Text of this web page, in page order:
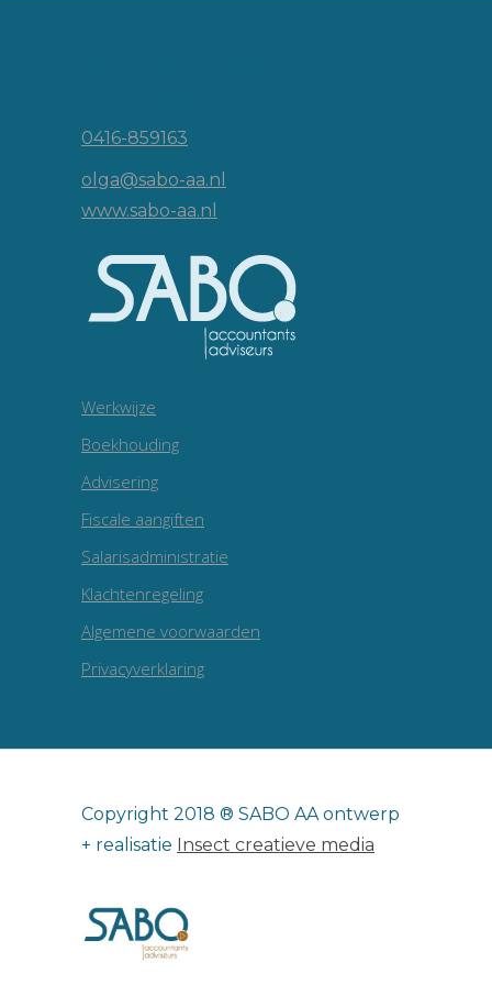
0416-859163
olga@sabo-aa.nl
www.sabo-aa.nl
Werkwijze
Boekhouding
Advisering
Fiscale aangiften
Salarisadministratie
Klachtenregeling
Algemene voorwaarden
Privacyverklaring
Copyright 2018 ® SABO AA ontwerp
+ realisatie Insect creatieve media